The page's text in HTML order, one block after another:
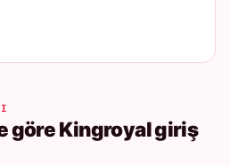
göre Kingroyal giriş